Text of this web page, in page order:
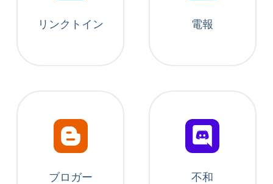
リンクトイン 電報
ブロガー 不和